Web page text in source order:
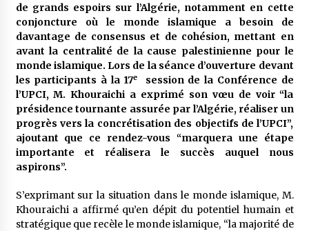
Rencontre nocturne dans le désert (Un conte
touareg)
5 ans ago
Un conte targui/ Quand la tête est vide
5 ans ago
Tradition orale/ D’où viennent les contes et à
de grands espoirs sur l’Algérie, notamment en cette
conjoncture où le monde islamique a besoin de
davantage de consensus et de cohésion, mettant en
avant la centralité de la cause palestinienne pour le
monde islamique. Lors de la séance d’ouverture devant
les participants à la 17e
session de la Conférence de
l’UPCI, M. Khouraichi a exprimé son vœu de voir “la
présidence tournante assurée par l’Algérie, réaliser un
progrès vers la concrétisation des objectifs de l’UPCI”,
ajoutant que ce rendez-vous “marquera une étape
importante et réalisera le succès auquel nous
aspirons”.
S’exprimant sur la situation dans le monde islamique, M.
Khouraichi a affirmé qu’en dépit du potentiel humain et
stratégique que recèle le monde islamique, “la majorité de